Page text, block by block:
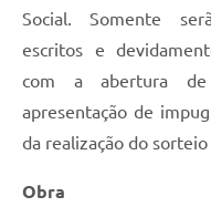
Social. Somente
escritos e
com a abertura de
apresentação de
da realização do sorteio
Obra